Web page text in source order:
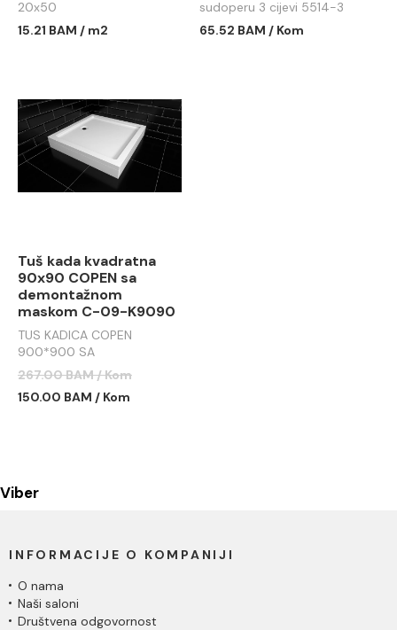
20x50
15.21 BAM / m2
sudoperu 3 cijevi 5514-3
65.52 BAM / Kom
Tuš kada kvadratna
90x90 COPEN sa
demontažnom
maskom C-09-K9090
TUS KADICA COPEN
900*900 SA
DEMONTAŽNOM MASKOM
C-09-K9090
267.00 BAM / Kom
150.00 BAM / Kom
Viber
INFORMACIJE O KOMPANIJI
O nama
Naši saloni
Društvena odgovornost